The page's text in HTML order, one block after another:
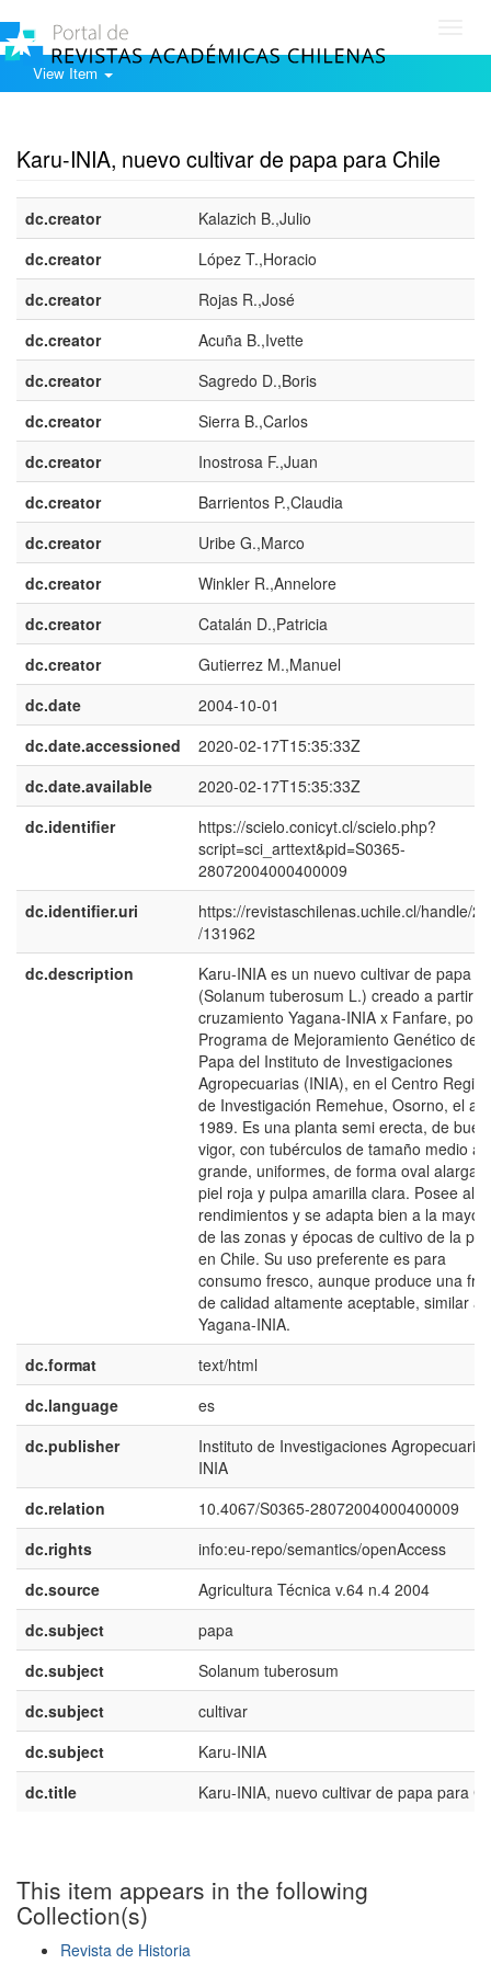
View Item
Karu-INIA, nuevo cultivar de papa para Chile
dc.creator
Kalazich B.,Julio
dc.creator
López T.,Horacio
dc.creator
Rojas R.,José
dc.creator
Acuña B.,Ivette
dc.creator
Sagredo D.,Boris
dc.creator
Sierra B.,Carlos
dc.creator
Inostrosa F.,Juan
dc.creator
Barrientos P.,Claudia
dc.creator
Uribe G.,Marco
dc.creator
Winkler R.,Annelore
dc.creator
Catalán D.,Patricia
dc.creator
Gutierrez M.,Manuel
dc.date
2004-10-01
dc.date.accessioned
2020-02-17T15:35:33Z
dc.date.available
2020-02-17T15:35:33Z
dc.identifier
https://scielo.conicyt.cl/scielo.php?
script=sci_arttext&pid=S0365-
28072004000400009
dc.identifier.uri
https://revistaschilenas.uchile.cl/handle/
/131962
dc.description
Karu-INIA es un nuevo cultivar de papa
(Solanum tuberosum L.) creado a partir
cruzamiento Yagana-INIA x Fanfare, por
Programa de Mejoramiento Genético de
Papa del Instituto de Investigaciones
Agropecuarias (INIA), en el Centro
de Investigación Remehue, Osorno, el
1989. Es una planta semi erecta, de buen
vigor, con tubérculos de tamaño medio a
grande, uniformes, de forma oval
piel roja y pulpa amarilla clara. Posee
rendimientos y se adapta bien a la
de las zonas y épocas de cultivo de la
en Chile. Su uso preferente es para
consumo fresco, aunque produce una
de calidad altamente aceptable, similar a
Yagana-INIA.
dc.format
text/html
dc.language
es
dc.publisher
Instituto de Investigaciones
INIA
dc.relation
10.4067/S0365-28072004000400009
dc.rights
info:eu-repo/semantics/openAccess
dc.source
Agricultura Técnica v.64 n.4 2004
dc.subject
papa
dc.subject
Solanum tuberosum
dc.subject
cultivar
dc.subject
Karu-INIA
dc.title
Karu-INIA, nuevo cultivar de papa para
This item appears in the following
Collection(s)
Revista de Historia